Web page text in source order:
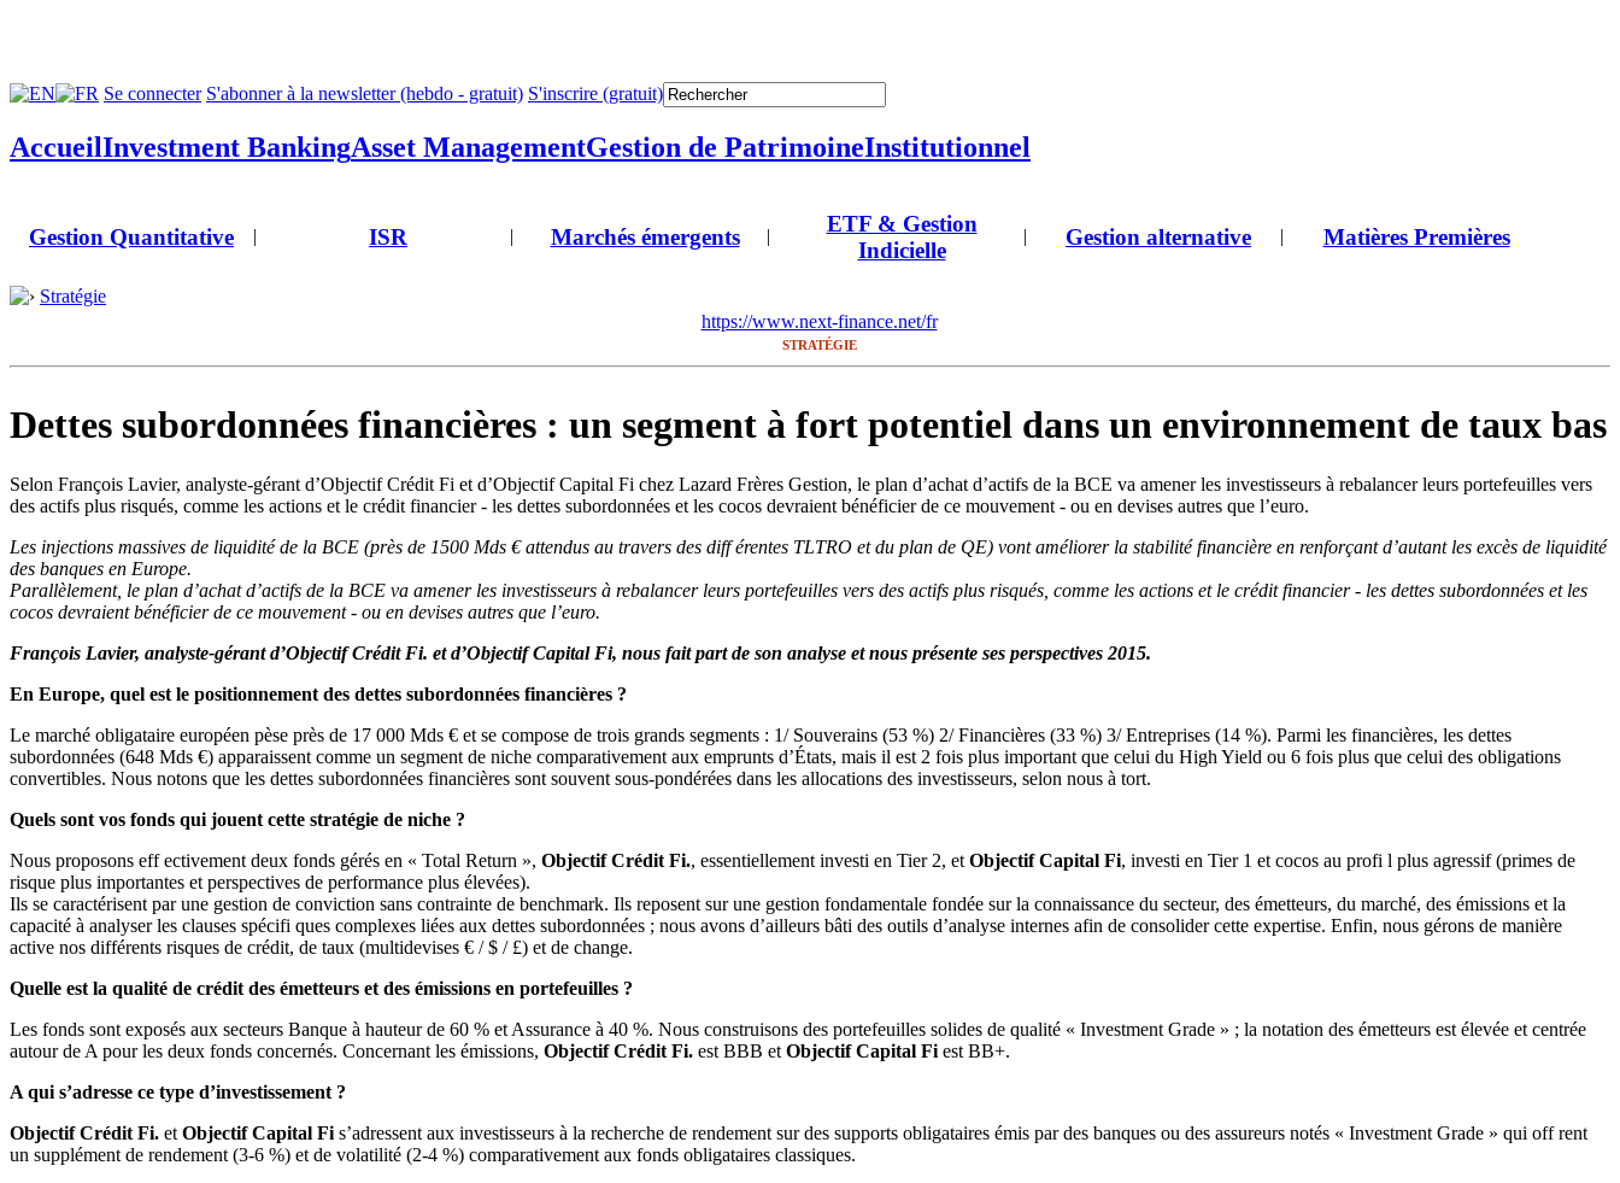
Se connecter S'abonner à la newsletter (hebdo - gratuit) S'inscrire (gratuit)
AccueilInvestment BankingAsset ManagementGestion de PatrimoineInstitutionnel
Gestion Quantitative | ISR | Marchés émergents |
ETF & Gestion
Indicielle
| Gestion alternative | Matières Premières
Stratégie
https://www.next-finance.net/fr
STRATÉGIE
Dettes subordonnées financières : un segment à fort potentiel dans un environnement de taux bas
Selon François Lavier, analyste-gérant d’Objectif Crédit Fi et d’Objectif Capital Fi chez Lazard Frères Gestion, le plan d’achat d’actifs de la BCE va amener les investisseurs à rebalancer leurs portefeuilles vers
des actifs plus risqués, comme les actions et le crédit financier - les dettes subordonnées et les cocos devraient bénéficier de ce mouvement - ou en devises autres que l’euro.
Les injections massives de liquidité de la BCE (près de 1500 Mds € attendus au travers des diff érentes TLTRO et du plan de QE) vont améliorer la stabilité financière en renforçant d’autant les excès de liquidité
des banques en Europe.
Parallèlement, le plan d’achat d’actifs de la BCE va amener les investisseurs à rebalancer leurs portefeuilles vers des actifs plus risqués, comme les actions et le crédit financier - les dettes subordonnées et les
cocos devraient bénéficier de ce mouvement - ou en devises autres que l’euro.
François Lavier, analyste-gérant d’Objectif Crédit Fi. et d’Objectif Capital Fi, nous fait part de son analyse et nous présente ses perspectives 2015.
En Europe, quel est le positionnement des dettes subordonnées financières ?
Le marché obligataire européen pèse près de 17 000 Mds € et se compose de trois grands segments : 1/ Souverains (53 %) 2/ Financières (33 %) 3/ Entreprises (14 %). Parmi les financières, les dettes
subordonnées (648 Mds €) apparaissent comme un segment de niche comparativement aux emprunts d’États, mais il est 2 fois plus important que celui du High Yield ou 6 fois plus que celui des obligations
convertibles. Nous notons que les dettes subordonnées financières sont souvent sous-pondérées dans les allocations des investisseurs, selon nous à tort.
Quels sont vos fonds qui jouent cette stratégie de niche ?
Nous proposons eff ectivement deux fonds gérés en « Total Return », Objectif Crédit Fi., essentiellement investi en Tier 2, et Objectif Capital Fi, investi en Tier 1 et cocos au profi l plus agressif (primes de
risque plus importantes et perspectives de performance plus élevées).
Ils se caractérisent par une gestion de conviction sans contrainte de benchmark. Ils reposent sur une gestion fondamentale fondée sur la connaissance du secteur, des émetteurs, du marché, des émissions et la
capacité à analyser les clauses spécifi ques complexes liées aux dettes subordonnées ; nous avons d’ailleurs bâti des outils d’analyse internes afin de consolider cette expertise. Enfin, nous gérons de manière
active nos différents risques de crédit, de taux (multidevises € / $ / £) et de change.
Quelle est la qualité de crédit des émetteurs et des émissions en portefeuilles ?
Les fonds sont exposés aux secteurs Banque à hauteur de 60 % et Assurance à 40 %. Nous construisons des portefeuilles solides de qualité « Investment Grade » ; la notation des émetteurs est élevée et centrée
autour de A pour les deux fonds concernés. Concernant les émissions, Objectif Crédit Fi. est BBB et Objectif Capital Fi est BB+.
A qui s’adresse ce type d’investissement ?
Objectif Crédit Fi. et Objectif Capital Fi s’adressent aux investisseurs à la recherche de rendement sur des supports obligataires émis par des banques ou des assureurs notés « Investment Grade » qui off rent
un supplément de rendement (3-6 %) et de volatilité (2-4 %) comparativement aux fonds obligataires classiques.